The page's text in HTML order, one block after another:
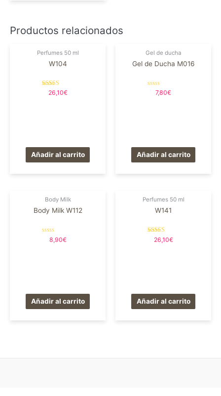
Productos relacionados
Perfumes 50 ml
W104
Valorado en
5.00
26,10€
Añadir al carrito
Gel de ducha
Gel de Ducha M016
Valorado
7,80€
Añadir al carrito
Body Milk
Body Milk W112
Valorado
8,90€
Añadir al carrito
Perfumes 50 ml
W141
Valorado en
5.00
26,10€
Añadir al carrito